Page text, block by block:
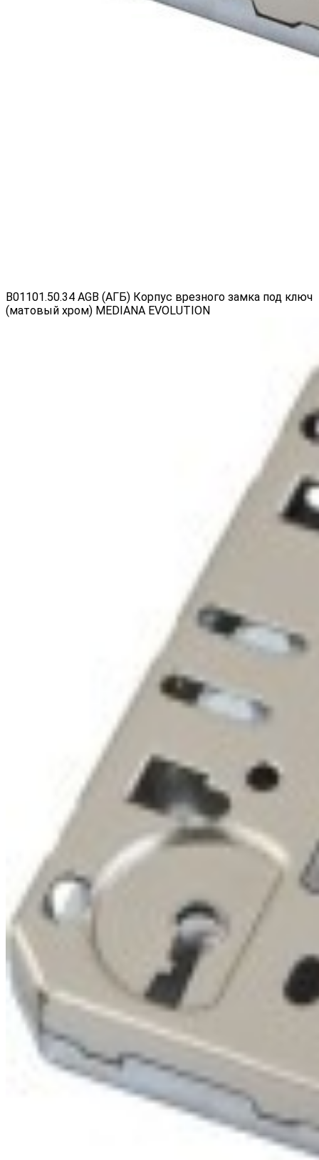
B01101.50.34 AGB (АГБ) Корпус врезного замка под ключ
(матовый хром) MEDIANA EVOLUTION